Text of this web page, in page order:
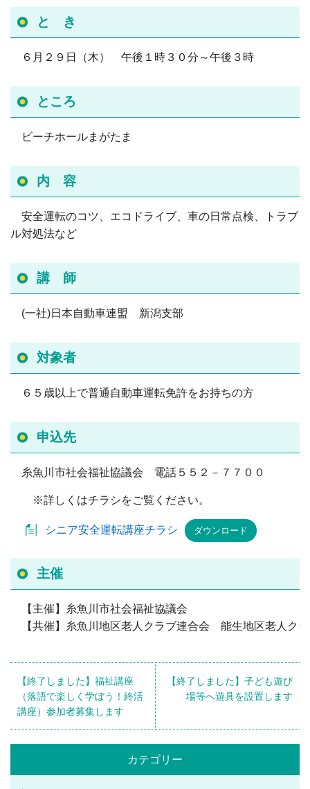
サイトマップ
と き
６月２９日（木） 午後１時３０分～午後３時
ところ
ビーチホールまがたま
内 容
安全運転のコツ、エコドライブ、車の日常点検、トラブ
ル対処法など
講 師
(一社)日本自動車連盟 新潟支部
対象者
６５歳以上で普通自動車運転免許をお持ちの方
申込先
糸魚川市社会福祉協議会 電話５５２－７７００
※詳しくはチラシをご覧ください。
シニア安全運転講座チラシ ダウンロード
主催
【主催】糸魚川市社会福祉協議会
【共催】糸魚川地区老人クラブ連合会 能生地区老人ク
【終了しました】子ども遊び
場等へ遊具を設置します
【終了しました】福祉講座
（落語で楽しく学ぼう！終活
講座）参加者募集します
カテゴリー